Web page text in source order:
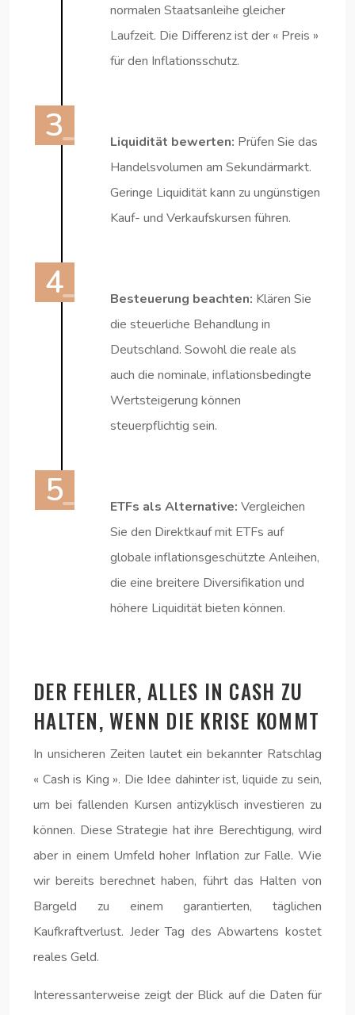
normalen Staatsanleihe gleicher
Laufzeit. Die Differenz ist der « Preis »
für den Inflationsschutz.
Liquidität bewerten: Prüfen Sie das
Handelsvolumen am Sekundärmarkt.
Geringe Liquidität kann zu ungünstigen
Kauf- und Verkaufskursen führen.
Besteuerung beachten: Klären Sie
die steuerliche Behandlung in
Deutschland. Sowohl die reale als
auch die nominale, inflationsbedingte
Wertsteigerung können
steuerpflichtig sein.
ETFs als Alternative: Vergleichen
Sie den Direktkauf mit ETFs auf
globale inflationsgeschützte Anleihen,
die eine breitere Diversifikation und
höhere Liquidität bieten können.
DER FEHLER, ALLES IN CASH ZU
HALTEN, WENN DIE KRISE KOMMT
In unsicheren Zeiten lautet ein bekannter Ratschlag
« Cash is King ». Die Idee dahinter ist, liquide zu sein,
um bei fallenden Kursen antizyklisch investieren zu
können. Diese Strategie hat ihre Berechtigung, wird
aber in einem Umfeld hoher Inflation zur Falle. Wie
wir bereits berechnet haben, führt das Halten von
Bargeld zu einem garantierten, täglichen
Kaufkraftverlust. Jeder Tag des Abwartens kostet
reales Geld.
Interessanterweise zeigt der Blick auf die Daten für